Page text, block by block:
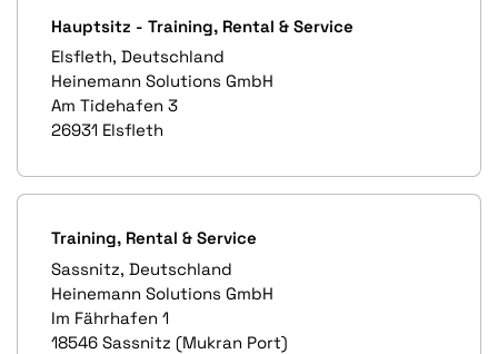
Hauptsitz - Training, Rental & Service
Elsfleth, Deutschland
Heinemann Solutions GmbH
Am Tidehafen 3
26931 Elsfleth
Training, Rental & Service
Sassnitz, Deutschland
Heinemann Solutions GmbH
Im Fährhafen 1
18546 Sassnitz (Mukran Port)